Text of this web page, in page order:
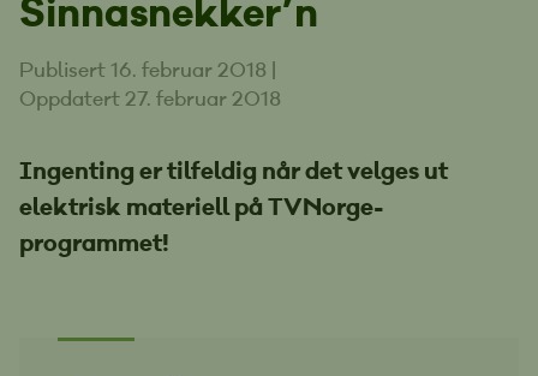
Sinnasnekker’n
Publisert 16. februar 2018
Oppdatert 27. februar 2018
Ingenting er tilfeldig når det velges ut
elektrisk materiell på TVNorge-
programmet!